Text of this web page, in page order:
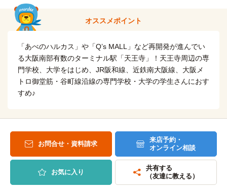
谷町線10分）→平野
大阪女学院大学
(約3.0km)
大阪女学院短期大学
自転車
13分
(約3.0km)
大阪女学院大学(大学院)
自転車
森ノ宮医療大学(コスモスクエアキャンパス) 電車
寺田町→（大阪環状線17分）→弁天町（4分）→（大阪メト
ロ中央線9分）→コスモスクエア
神戸医療未来大学(大阪天王寺キャンパス) 徒歩
10分
【立志舎】大阪動物専門学校天王寺校
大阪芸術大学附属大阪美術専門学校 9分
関西外語専門学校
自転車
10分
(約2.2km)
辻製菓専門学校
自転車
11分
乗車時間2分：「寺田町」→（大阪環状線2分）→「天王寺」
オススメポイント
「あべのハルカス」や「Q’s MALL」など再開発が進んでい
る大阪南部有数のターミナル駅「天王寺」！天王寺周辺の専
門学校、大学をはじめ、JR阪和線、近鉄南大阪線、大阪メ
トロ御堂筋・谷町線沿線の専門学校・大学の学生さんにおす
すめ♪
お問合せ・資料請求
来店予約・
オンライン相談
お気に入り
共有する
（友達に教える）